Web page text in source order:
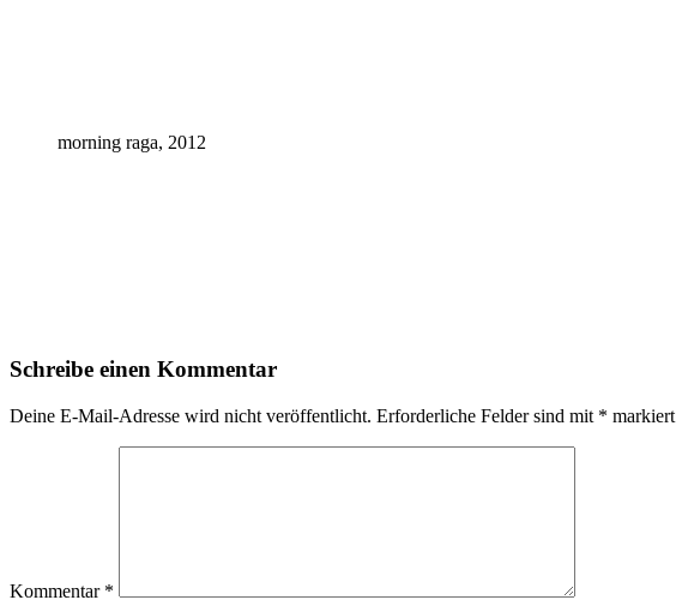
morning raga, 2012
Schreibe einen Kommentar
Deine E-Mail-Adresse wird nicht veröffentlicht. Erforderliche Felder sind mit * markiert
Kommentar *